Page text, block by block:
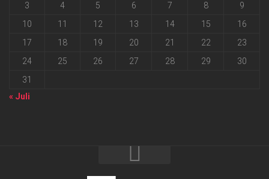
3
4 5 6 7 8
9
10
11 12 13 14 15
16
17
18 19 20 21 22
23
24
25 26 27 28 29
30
31
« Juli